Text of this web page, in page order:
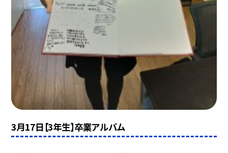
3月17日【3年生】卒業アルバム